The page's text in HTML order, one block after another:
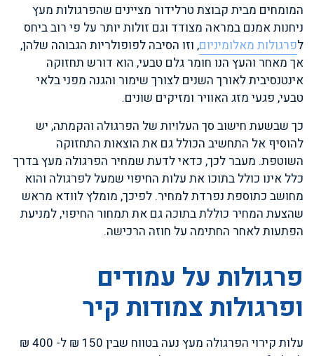
המומחים מבית קבוצת טרלידור מציינים שהפרגולות מעץ
ניחנות אמנם במראה מצודד וגם זולות יותר על פי רוב ביחס
לפרגולות מאלומיניום, וזו הסיבה לפופולריות הגבוהה שלהן,
אך מאחר והעץ הנו חומר גלם טבעי, הוא דורש תחזוקה
אינטנסיבית לאורך השנים לצורך שימור והגנה מפני בלאי
טבעי, פגעי מזג האוויר ומזיקים שונים.
כך שבשעת חישוב סך העלויות של הפרגולה והקמתה, יש
להוסיף אל התחשיב הכולל גם את הוצאות התחזוקה
השוטפת. מעבר לכך, כדאי לדעת שמחיר הפרגולה מעץ בדרך
כלל אינו כולל בתוכו את עלות החיפוי שמעל לפרגולה והוא
מחושב כתוספת נפרדת למחיר. לפיכך, מומלץ לוודא מראש
שהצעת המחיר כוללת בתוכה גם את תמחור החיפוי, למניעת
הפתעות לאחר החתימה על חוזה הרכישה.
פרגולות על עמודים
ופרגולות צמודות קיר
עלות קירוי הפרגולה מעץ נעה בטווח שבין 150 ₪ ל- 400 ₪